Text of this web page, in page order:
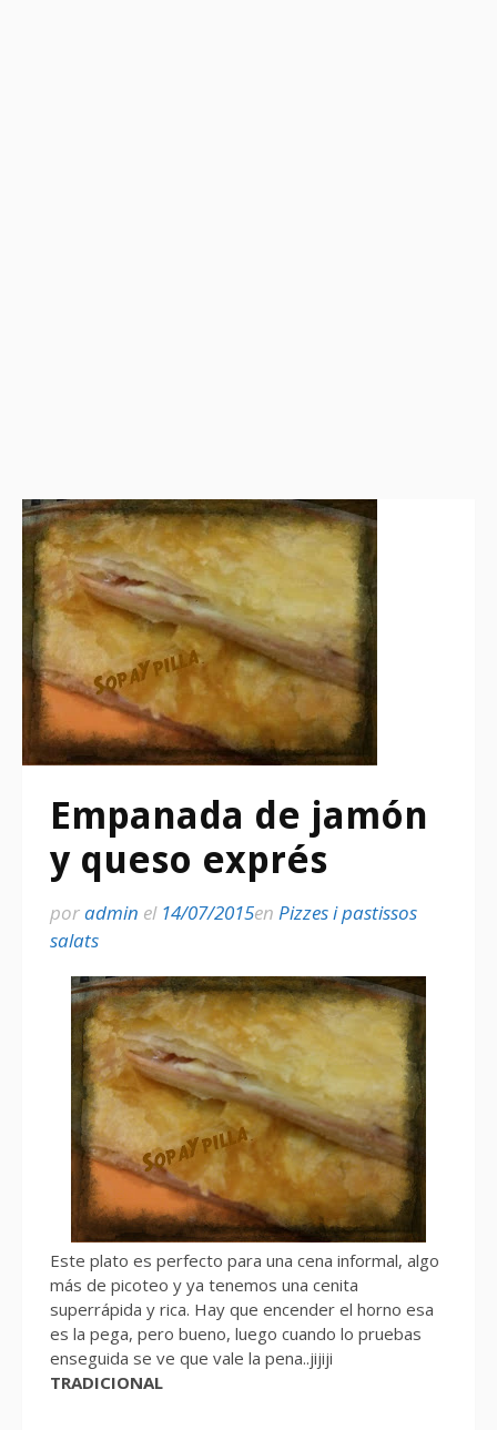
Empanada de jamón
y queso exprés
poradmin el 14/07/2015en Pizzes i pastissos
salats
Este plato es perfecto para una cena informal, algo
más de picoteo y ya tenemos una cenita
superrápida y rica. Hay que encender el horno esa
es la pega, pero bueno, luego cuando lo pruebas
enseguida se ve que vale la pena..jijiji
TRADICIONAL